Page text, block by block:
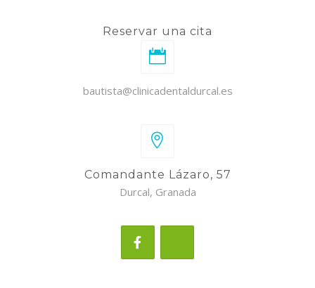
Reservar una cita
bautista@clinicadentaldurcal.es
Comandante Lázaro, 57
Durcal, Granada